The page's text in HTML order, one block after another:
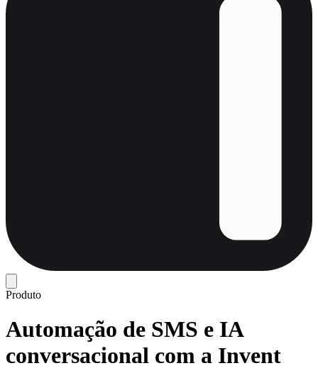
Produto
Automação de SMS e IA
conversacional com a Invent